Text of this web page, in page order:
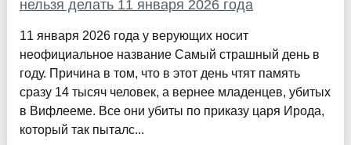
нельзя делать 11 января 2026 года
11 января 2026 года у верующих носит
неофициальное название Самый страшный день в
году. Причина в том, что в этот день чтят память
сразу 14 тысяч человек, а вернее младенцев, убитых
в Вифлееме. Все они убиты по приказу царя Ирода,
который так пыталс...